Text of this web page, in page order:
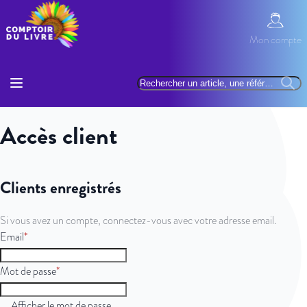
Allez au contenu
Rechercher
Mon
Mon compte
Accès client
Clients enregistrés
Si vous avez un compte, connectez-vous avec votre adresse email.
Email
Mot de passe